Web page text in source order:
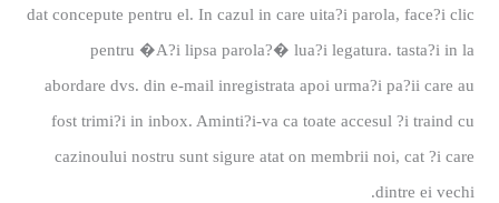
dat concepute pentru el. In cazul in care uita?i parola, face?i clic
pentru �A?i lipsa parola?� lua?i legatura. tasta?i in la
abordare dvs. din e-mail inregistrata apoi urma?i pa?ii care au
fost trimi?i in inbox. Aminti?i-va ca toate accesul ?i traind cu
cazinoului nostru sunt sigure atat on membrii noi, cat ?i care
dintre ei vechi.